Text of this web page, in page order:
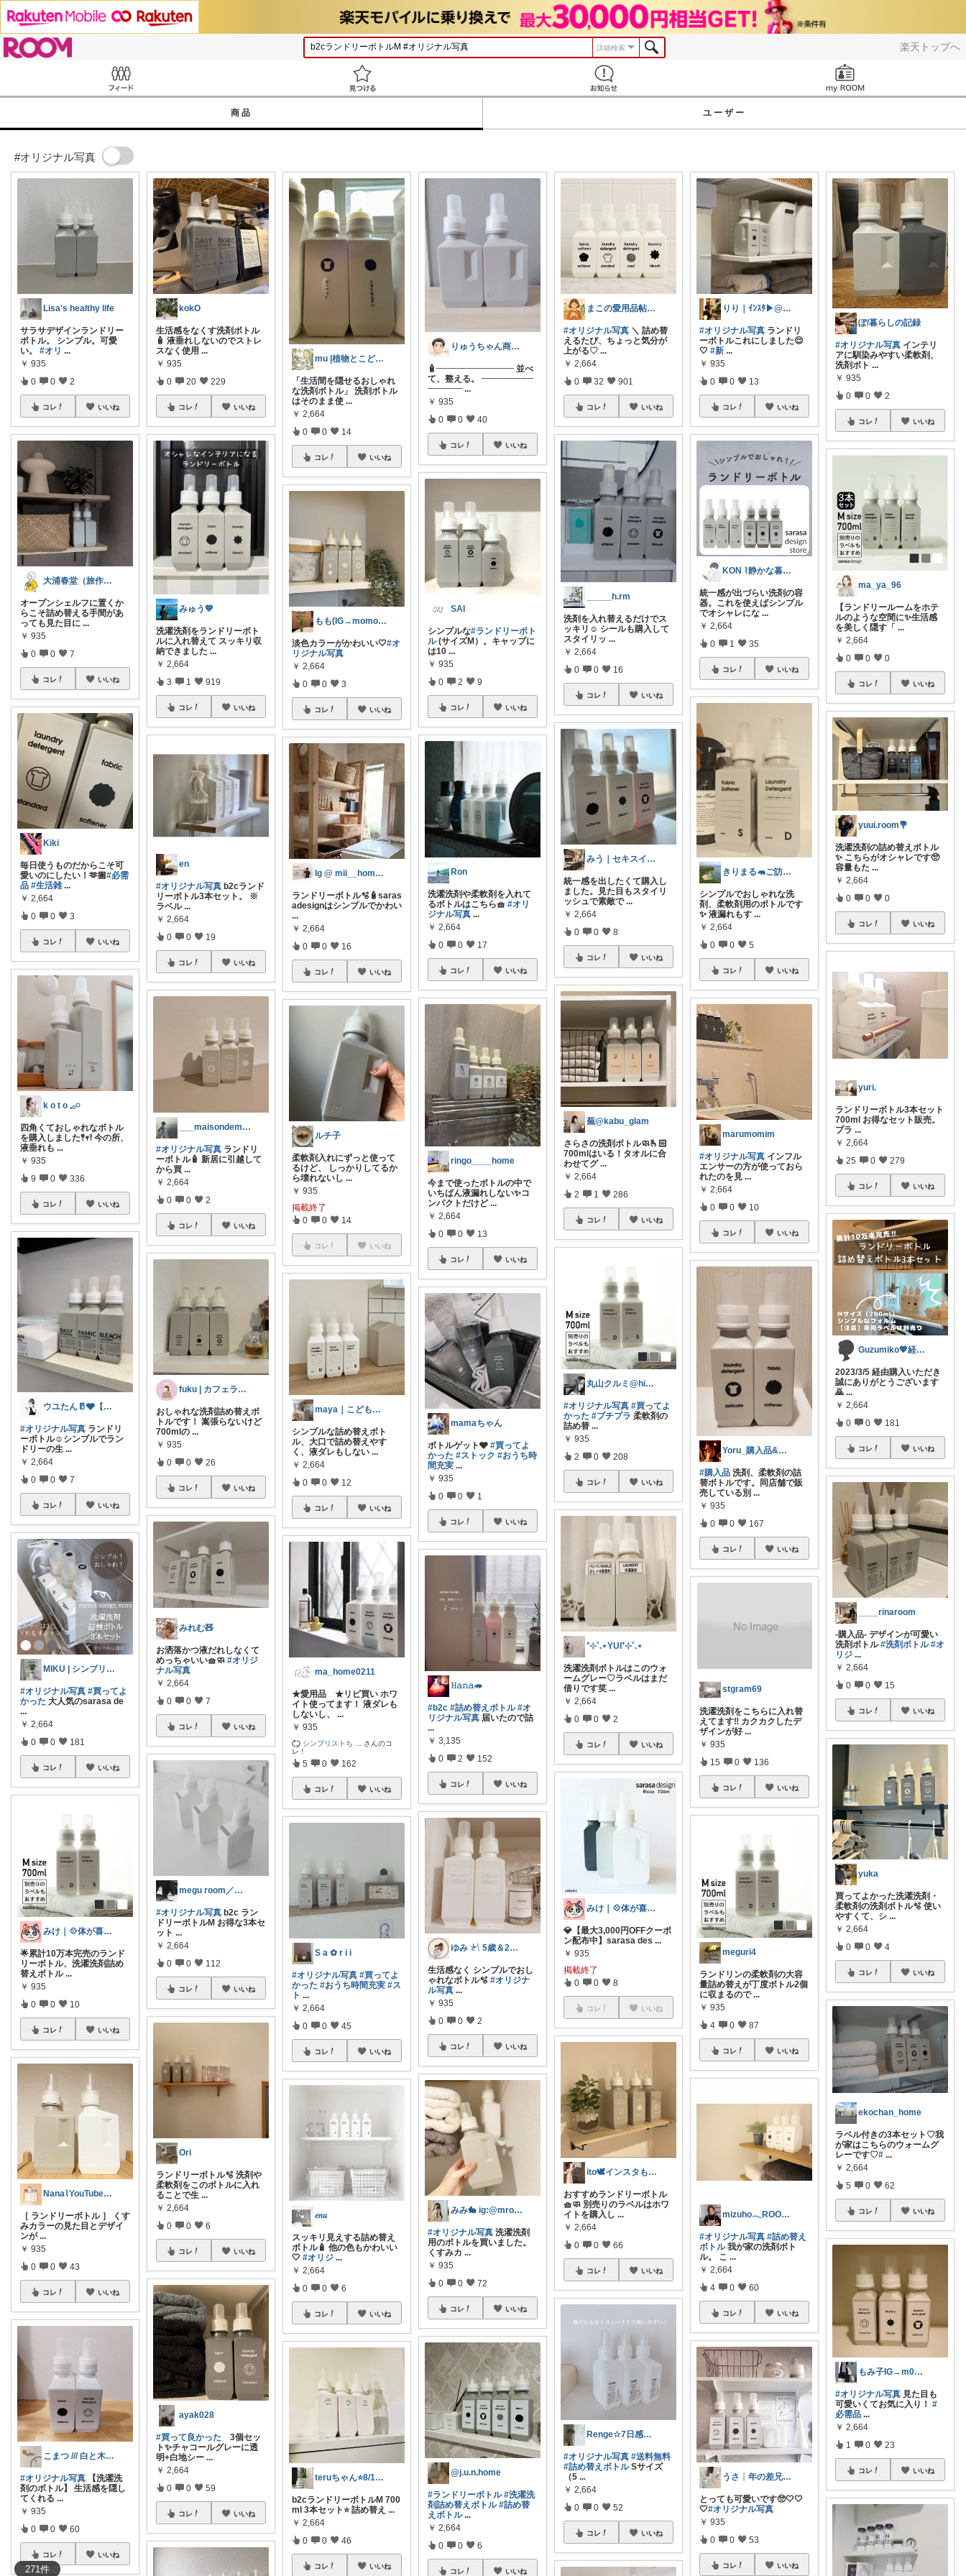
楽天トップへ
詳細検索
商品 ユーザー
#オリジナル写真
271件
Lisa's healthy life
サラサデザインランドリー
ボトル。 シンプル。可愛
い。 #オリ ...
￥ 935
0 0 2
コレ いいね
大浦春堂（旅作家｜編集者）
オープンシェルフに置くか
らこそ詰め替える手間があ
っても見た目に ...
￥ 935
0 0 7
コレ いいね
Kiki
毎日使うものだからこそ可
愛いのにしたい！🫶🏼#必需
品 #生活雑 ...
￥ 2,664
0 0 3
コレ いいね
k o t o 𓈒𓂂𓏸
四角くておしゃれなボトル
を購入しました𖤣𖥧𖥣 今の所、
液垂れも ...
￥ 935
9 0 336
コレ いいね
ウユたん🥛🩶【楽天ヘビーユーザー】
#オリジナル写真 ランドリ
ーボトル☺︎シンプルでラン
ドリーの生 ...
￥ 2,664
0 0 7
コレ いいね
MIKU | シンプリスト主婦
#オリジナル写真 #買ってよ
かった 大人気のsarasa de
...
￥ 2,664
0 0 181
コレ いいね
みけ｜💠体が喜ぶもの・便利なもの
🌟累計10万本完売のランド
リーボトル、洗濯洗剤詰め
替えボトル...
￥ 935
0 0 10
コレ いいね
Nana⌇YouTube「ななじかん」
［ ランドリーボトル ］ くす
みカラーの見た目とデザイ
ンが ...
￥ 935
0 0 43
コレ いいね
こまつ /// 白と木のマイホーム
#オリジナル写真 【洗濯洗
剤のボトル】 生活感を隠し
てくれる ...
￥ 935
0 0 60
コレ いいね
kokO
生活感をなくす洗剤ボトル
🧴 液垂れしないのでストレ
スなく使用 ...
￥ 935
0 20 229
コレ いいね
みゅう💙
洗濯洗剤をランドリーボト
ルに入れ替えて スッキリ収
納できました ...
￥ 2,664
3 1 919
コレ いいね
en
#オリジナル写真 b2cランド
リーボトル3本セット。 ※
ラベル ...
￥ 2,664
0 0 19
コレ いいね
___maisondemon.
#オリジナル写真 ランドリ
ーボトル🧴 新居に引越して
から買 ...
￥ 2,664
0 0 2
コレ いいね
fuku | カフェラテ色の暮らし
おしゃれな洗剤詰め替えボ
トルです！ 嵩張らないけど
700mlの ...
￥ 935
0 0 26
コレ いいね
みれむ🧸
お洒落かつ液だれしなくて
めっちゃいい🧺🧼#オリジ
ナル写真
￥ 2,664
0 0 7
コレ いいね
megu room／感謝
#オリジナル写真 b2c ラン
ドリーボトルM お得な3本セ
ット ...
￥ 2,664
0 0 112
コレ いいね
Ori
ランドリーボトル🫧 洗剤や
柔軟剤をこのボトルに入れ
ることで生 ...
￥ 2,664
0 0 6
コレ いいね
ayak028
#買って良かった 3個セッ
ト✨チャコールグレーに透
明+白地シー ...
￥ 2,664
0 0 59
コレ いいね
mu |植物とこどもと心地よくくらす
「生活間を隠せるおしゃれ
な洗剤ボトル」 洗剤ボトル
はそのまま使 ...
￥ 2,664
0 0 14
コレ いいね
もも(IG→momonoouchi__)
淡色カラーがかわいい🤍#オ
リジナル写真
￥ 2,664
0 0 3
コレ いいね
Ig @ mii__home🪴🪑
ランドリーボトル🫧🧴saras
adesignはシンプルでかわい
...
￥ 2,664
0 0 16
コレ いいね
ルチ子
柔軟剤入れにずっと使って
るけど、 しっかりしてるか
ら壊れないし ...
￥ 935
掲載終了
0 0 14
コレ いいね
maya｜こどもと快適に暮らす🍃
シンプルな詰め替えボト
ル、大口で詰め替えやす
く、液ダレもしない ...
￥ 2,664
0 0 12
コレ いいね
ma_home0211
★愛用品 ★リピ買い ホワ
イト使ってます！ 液ダレも
しないし、
...
￥ 935
シンプリストち
さんのコ
レ！
5 0 162
コレ いいね
S a ‪‪✿ r i i ‪
#オリジナル写真 #買ってよ
かった #おうち時間充実 #ス
ト ...
￥ 2,664
0 0 45
コレ いいね
𝑒𝑛𝑢
スッキリ見えする詰め替え
ボトル🧴 他の色もかわいい
🤍#オリジ ...
￥ 2,664
0 0 6
コレ いいね
teruちゃん⭐️8/1楽天トラベル感謝
b2cランドリーボトルM 700
ml 3本セット⭐️ 詰め替え ...
￥ 2,664
0 0 46
コレ いいね
りゅうちゃん商店｜おしゃれをストック中.
🧴┈┈┈┈┈┈┈┈┈ 並べ
て、整える。 ┈┈┈┈┈┈
┈┈┈┈...
￥ 935
0 0 40
コレ いいね
SAI
シンプルな#ランドリーボト
ル(サイズM）。キャップに
は10 ...
￥ 935
0 2 9
コレ いいね
Ron
洗濯洗剤や柔軟剤を入れて
るボトルはこちら🧺#オリ
ジナル写真 ...
￥ 2,664
0 0 17
コレ いいね
ringo____home
今まで使ったボトルの中で
いちばん液漏れしない✨コ
ンパクトだけど ...
￥ 2,664
0 0 13
コレ いいね
mamaちゃん
ボトルゲット🩶#買ってよ
かった #ストック #おうち時
間充実 ...
￥ 935
0 0 1
コレ いいね
𝙷𝚊𝚗𝚊🦔
#b2c #詰め替えボトル #オ
リジナル写真 届いたので詰
...
￥ 3,135
0 2 152
コレ いいね
ゆみ 𓍯 5歳＆2歳ママ
生活感なく シンプルでおし
ゃれなボトル🫧#オリジナ
ル写真 ...
￥ 935
0 0 2
コレ いいね
みみ🐇 ig:@mroomi___
#オリジナル写真 洗濯洗剤
用のボトルを買いました。
くすみカ ...
￥ 935
0 0 72
コレ いいね
@j.u.n.home
#ランドリーボトル #洗濯洗
剤詰め替えボトル #詰め替
えボトル ...
￥ 2,664
0 0 6
コレ いいね
まこの愛用品帖｜暮らし整うROOM
#オリジナル写真 ＼ 詰め替
えるたび、ちょっと気分が
上がる♡ ...
￥ 2,664
0 32 901
コレ いいね
_____h.rm
洗剤を入れ替えるだけでス
ッキリ☺︎ シールも購入して
スタイリッ ...
￥ 2,664
0 0 16
コレ いいね
みう｜セキスイハイム暮らしの主婦
統一感を出したくて購入し
ました。見た目もスタイリ
ッシュで素敵で ...
￥ 2,664
0 0 8
コレ いいね
蕪@kabu_glam
さらさの洗剤ボトル🧼🫰🏻
700mlはいる！タオルに合
わせてグ ...
￥ 2,664
2 1 286
コレ いいね
丸山クルミ@hiuianela
#オリジナル写真 #買ってよ
かった #プチプラ 柔軟剤の
詰め替 ...
￥ 935
2 0 208
コレ いいね
⁺⊹˚.⋆YUI⁺⊹˚.⋆
洗濯洗剤ボトルはこのウォ
ームグレー♡ラベルはまだ
借りです笑...
￥ 2,664
0 0 2
コレ いいね
みけ｜💠体が喜ぶもの・便利なもの
💎【最大3,000円OFFクーポ
ン配布中】sarasa des ...
￥ 935
掲載終了
0 0 8
コレ いいね
ito🕊‎インスタもみてね🧺
おすすめランドリーボトル
🧺🧼 別売りのラベルはホワ
イトを購入し ...
￥ 2,664
0 0 66
コレ いいね
Renge☆7日感謝♡ゆっくりです
#オリジナル写真 #送料無料
#詰め替えボトルSサイズ
（5 ...
￥ 2,664
0 0 52
コレ いいね
りり｜ｲﾝｽﾀ▶︎@rro_home
#オリジナル写真 ランドリ
ーボトルこれにしました😌
🤍#新 ...
￥ 935
0 0 13
コレ いいね
KON ⌇静かな暮らしと雑貨
統一感が出づらい洗剤の容
器。これを使えばシンプル
でオシャレにな ...
￥ 2,664
0 1 35
コレ いいね
きりまる🦛ご訪問.ご購入感謝です😄✨
シンプルでおしゃれな洗
剤、柔軟剤用のボトルです
✨️ 液漏れもす ...
￥ 2,664
0 0 5
コレ いいね
marumomim
#オリジナル写真 インフル
エンサーの方が使っておら
れたのを見 ...
￥ 2,664
0 0 10
コレ いいね
Yoru_購入品&購入予定メモ
#購入品 洗剤、柔軟剤の詰
替ボトルです。同店舗で販
売している別 ...
￥ 935
0 0 167
コレ いいね
stgram69
洗濯洗剤をこちらに入れ替
えてます‼︎ カクカクしたデ
ザインが好 ...
￥ 935
15 0 136
コレ いいね
meguri4
ランドリンの柔軟剤の大容
量詰め替えが丁度ボトル2個
に収まるので ...
￥ 935
4 0 87
コレ いいね
mizuho𓂃ROOMインフルエンサー
#オリジナル写真 #詰め替え
ボトル我が家の洗剤ボト
ル。 こ ...
￥ 2,664
4 0 60
コレ いいね
うさ┊︎年の差兄弟との暮らし
とっても可愛いです🥺🤍🤍
🤍#オリジナル写真
￥ 935
0 0 53
コレ いいね
ぽ/暮らしの記録
#オリジナル写真 インテリ
アに馴染みやすい柔軟剤、
洗剤ボト ...
￥ 935
0 0 2
コレ いいね
ma_ya_96
【ランドリールームをホテ
ルのような空間に✨生活感
を美しく隠す「 ...
￥ 2,664
0 0 0
コレ いいね
yuui.room💐
洗濯洗剤の詰め替えボトル
✨ こちらがオシャレです🥺
容量もた ...
￥ 2,664
0 0 0
コレ いいね
yuri.
ランドリーボトル3本セット
700ml お得なセット販売。
プラ ...
￥ 2,664
25 0 279
コレ いいね
Guzumiko💖経由購入感謝💖
2023/3/5 経由購入いただき
誠にありがとうございます
🙇‍ ...
￥ 2,664
0 0 181
コレ いいね
____rinaroom
-購入品- デザインが可愛い
洗剤ボトル#洗剤ボトル #オ
リジ ...
￥ 2,664
0 0 15
コレ いいね
yuka
買ってよかった洗濯洗剤・
柔軟剤の洗剤ボトル🫧 使い
やすくて、シ ...
￥ 2,664
0 0 4
コレ いいね
ekochan_home
ラベル付きの3本セット♡我
が家はこちらのウォームグ
レーです♡# ...
￥ 2,664
5 0 62
コレ いいね
もみ子IG→m0mikoo
#オリジナル写真 見た目も
可愛いくてお気に入り！#
必需品 ...
￥ 2,664
1 0 23
コレ いいね